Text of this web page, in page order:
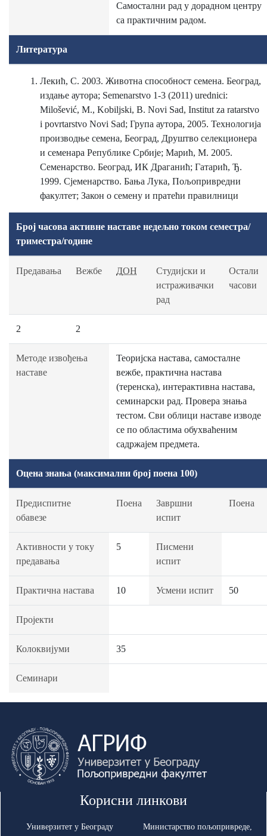
Самостални рад у дорадном центру
са практичним радом.
Литература
Лекић, С. 2003. Животна способност семена. Београд,
издање аутора; Semenarstvo 1-3 (2011) urednici:
Milošević, M., Kobiljski, B. Novi Sad, Institut za ratarstvo
i povrtarstvo Novi Sad; Група аутора, 2005. Технологија
производње семена, Београд, Друштво селекционера
и семенара Републике Србије; Марић, М. 2005.
Семенарство. Београд, ИК Драганић; Гатарић, Ђ.
1999. Сјеменарство. Бања Лука, Пољопривредни
факултет; Закон о семену и пратећи правилници
Број часова активне наставе недељно током семестра/
триместра/године
Предавања Вежбе ДОН
Студијски и
истраживачки
рад
Остали
часови
2 2
Методе извођења
наставе
Теоријска настава, самосталне
вежбе, практична настава
(теренска), интерактивна настава,
семинарски рад. Провера знања
тестом. Сви облици наставе изводе
се по областима обухваћеним
садржајем предмета.
Оцена знања (максимални број поена 100)
Предиспитне
обавезе
Поена
Завршни
испит
Поена
Активности у току
предавања
5
Писмени
испит
Практична настава 10 Усмени испит 50
Пројекти
Колоквијуми 35
Семинари
Корисни линкови
Универзитет у Београду
Министарство пољопривреде,